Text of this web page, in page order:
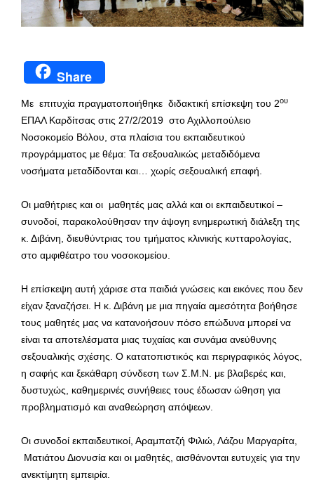
Share
Με επιτυχία πραγματοποιήθηκε διδακτική επίσκεψη του 2ου
ΕΠΑΛ Καρδίτσας στις 27/2/2019 στο Αχιλλοπούλειο
Νοσοκομείο Βόλου, στα πλαίσια του εκπαιδευτικού
προγράμματος με θέμα: Τα σεξουαλικώς μεταδιδόμενα
νοσήματα μεταδίδονται και… χωρίς σεξουαλική επαφή.
Οι μαθήτριες και οι μαθητές μας αλλά και οι εκπαιδευτικοί –
συνοδοί, παρακολούθησαν την άψογη ενημερωτική διάλεξη της
κ. Διβάνη, διευθύντριας του τμήματος κλινικής κυτταρολογίας,
στο αμφιθέατρο του νοσοκομείου.
Η επίσκεψη αυτή χάρισε στα παιδιά γνώσεις και εικόνες που δεν
είχαν ξαναζήσει. Η κ. Διβάνη με μια πηγαία αμεσότητα βοήθησε
τους μαθητές μας να κατανοήσουν πόσο επώδυνα μπορεί να
είναι τα αποτελέσματα μιας τυχαίας και συνάμα ανεύθυνης
σεξουαλικής σχέσης. Ο κατατοπιστικός και περιγραφικός λόγος,
η σαφής και ξεκάθαρη σύνδεση των Σ.Μ.Ν. με βλαβερές και,
δυστυχώς, καθημερινές συνήθειες τους έδωσαν ώθηση για
προβληματισμό και αναθεώρηση απόψεων.
Οι συνοδοί εκπαιδευτικοί, Αραμπατζή Φιλιώ, Λάζου Μαργαρίτα,
Ματιάτου Διονυσία και οι μαθητές, αισθάνονται ευτυχείς για την
ανεκτίμητη εμπειρία.